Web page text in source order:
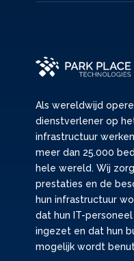
Als wereldwijd
dienstverlener op
infrastructuur
meer dan 25.000
hele wereld. Wij
prestaties en de
hun infrastructuur
dat hun IT-
ingezet en dat hun
mogelijk wordt